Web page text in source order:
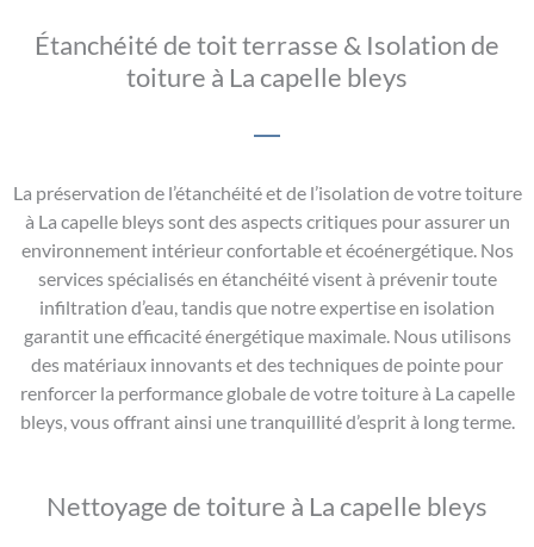
Étanchéité de toit terrasse & Isolation de
toiture à La capelle bleys
La préservation de l’étanchéité et de l’isolation de votre toiture
à La capelle bleys sont des aspects critiques pour assurer un
environnement intérieur confortable et écoénergétique. Nos
services spécialisés en étanchéité visent à prévenir toute
infiltration d’eau, tandis que notre expertise en isolation
garantit une efficacité énergétique maximale. Nous utilisons
des matériaux innovants et des techniques de pointe pour
renforcer la performance globale de votre toiture à La capelle
bleys, vous offrant ainsi une tranquillité d’esprit à long terme.
Nettoyage de toiture à La capelle bleys